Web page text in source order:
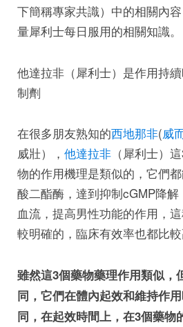
下簡稱專家共識）中的相關內
量犀利士每日服用的相關知識。
他達拉非（犀利士）是作用持
制劑
在很多朋友熟知的西地那非(威
威壯）， 他達拉非 （犀利士）
物的作用機理是類似的，它們
酸二酯酶，達到抑制cGMP降
血流，提高男性功能的作用，
較明確的，臨床有效率也都比較
雖然這3個藥物藥理作用類似，
同，它們在體內起效和維持作
同，在起效時間上，在3個藥物